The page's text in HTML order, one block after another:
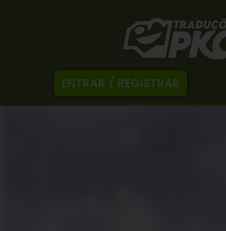
ENTRAR / REGISTRAR